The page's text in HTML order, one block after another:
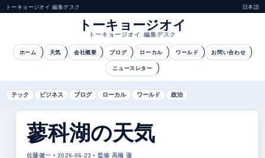
トーキョージオイ 編集デスク 日本語
トーキョージオイ
トーキョージオイ 編集デスク
ホーム 天気 会社概要 ブログ ローカル ワールド お問い合わせ
ニュースレター
テック ビジネス ブログ ローカル ワールド 政治
蓼科湖の天気
佐藤健一 • 2026-06-23 • 監修 高橋 蓮